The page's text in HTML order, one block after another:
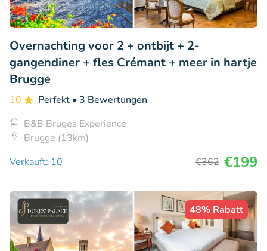
Overnachting voor 2 + ontbijt + 2-
gangendiner + fles Crémant + meer in hartje
Brugge
10 Perfekt • 3 Bewertungen
B&B Bruges Experience
Brugge (13km)
Verkauft: 10
€362 €199
48% Rabatt